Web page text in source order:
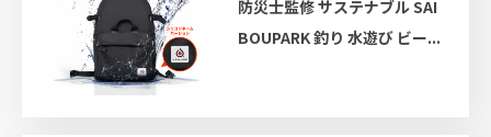
防災士監修 サステナブル SAI
BOUPARK 釣り 水遊び ビー...